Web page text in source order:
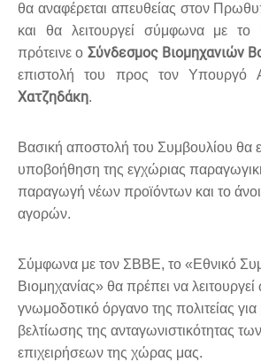
θα αναφέρεται απευθείας στον
και θα λειτουργεί σύμφωνα με το
πρότεινε ο Σύνδεσμος Βιομηχανιών
επιστολή του προς τον Υπουργό
Χατζηδάκη.
Βασική αποστολή του Συμβουλίου θα
υποβοήθηση της εγχώριας
παραγωγή νέων προϊόντων και το
αγορών.
Σύμφωνα με τον ΣΒΒΕ, το «Εθνικό
Βιομηχανίας» θα πρέπει να
γνωμοδοτικό όργανο της πολιτείας για
βελτίωσης της ανταγωνιστικότητας
επιχειρήσεων της χώρας μας.